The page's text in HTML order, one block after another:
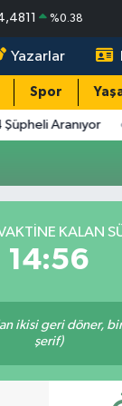
%0.38
Yazarlar
Spor
Aranıyor
KALAN
14:56
ikisi geri döner,
şerif)